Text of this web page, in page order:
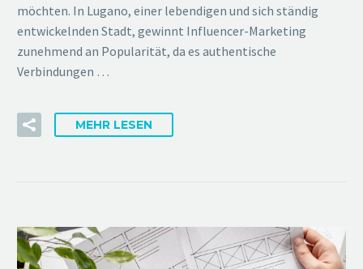
möchten. In Lugano, einer lebendigen und sich ständig
entwickelnden Stadt, gewinnt Influencer-Marketing
zunehmend an Popularität, da es authentische
Verbindungen …
MEHR LESEN